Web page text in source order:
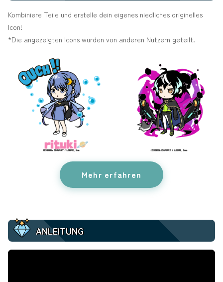
Kombiniere Teile und erstelle dein eigenes niedliches originelles
Icon!
*Die angezeigten Icons wurden von anderen Nutzern geteilt.
Mehr erfahren
ANLEITUNG